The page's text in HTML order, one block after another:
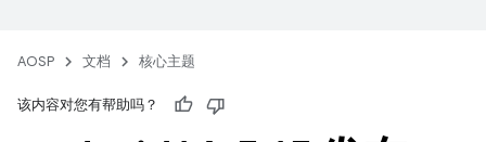
AOSP 文档 核心主题
该内容对您有帮助吗？